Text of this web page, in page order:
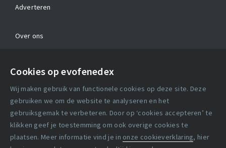
Cookies op evofenedex
Wij maken gebruik van functionele cookies op deze site. Deze
gebruiken we om de website te analyseren en het
gebruiksgemak te verbeteren. Door op ‘cookies accepteren’ te
klikken geef je toestemming om ook overige cookies te
plaatsen. Meer informatie vind je in onze cookieverklaring, hier
Adverteren
Over ons
Algemene voorwaarden
Cookie verklaring
Copyright statement